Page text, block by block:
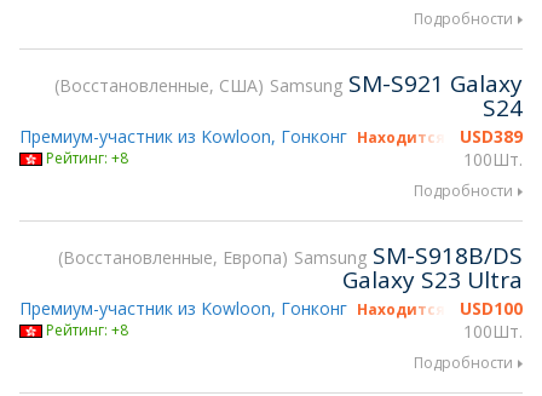
Подробности
Восстановленные, США Samsung SM-S921 Galaxy
S24
USD389
100Шт.
Премиум-участник из Kowloon, Гонконг Находится на gsmX
Рейтинг: +8
Подробности
Восстановленные, Европа Samsung SM-S918B/DS
Galaxy S23 Ultra
USD100
100Шт.
Премиум-участник из Kowloon, Гонконг Находится на gsmX
Рейтинг: +8
Подробности